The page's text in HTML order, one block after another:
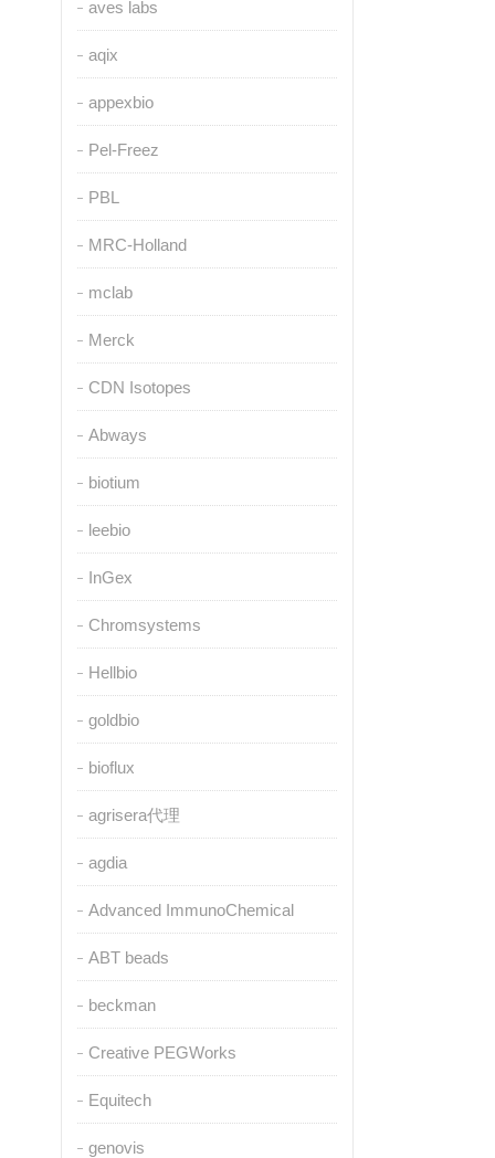
aves labs
aqix
appexbio
Pel-Freez
PBL
MRC-Holland
mclab
Merck
CDN Isotopes
Abways
biotium
leebio
InGex
Chromsystems
Hellbio
goldbio
bioflux
agrisera代理
agdia
Advanced ImmunoChemical
ABT beads
beckman
Creative PEGWorks
Equitech
genovis